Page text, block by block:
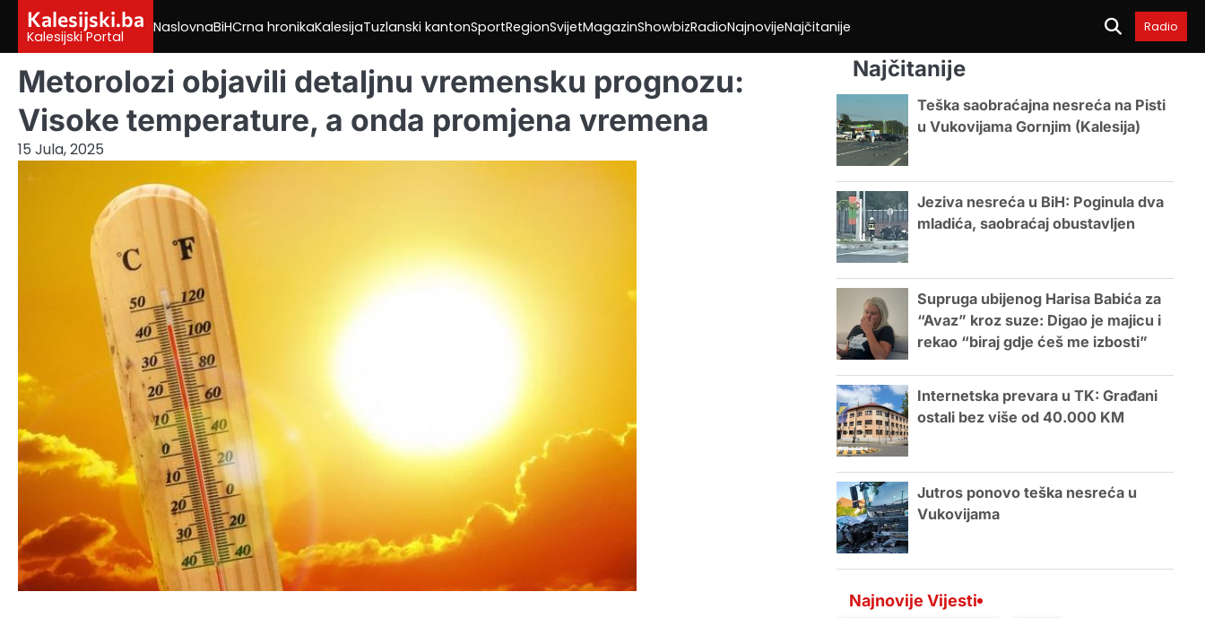
content
Kalesijski.ba
Kalesijski Portal
NaslovnaBiHCrna hronikaKalesijaTuzlanski kantonSportRegionSvijetMagazinShowbizRadioNajnovijeNajčitanije Radio
Metorolozi objavili detaljnu vremensku prognozu:
Visoke temperature, a onda promjena vremena
15 Jula, 2025
Najčitanije
Teška saobraćajna nesreća na Pisti
u Vukovijama Gornjim (Kalesija)
Jeziva nesreća u BiH: Poginula dva
mladića, saobraćaj obustavljen
Supruga ubijenog Harisa Babića za
“Avaz” kroz suze: Digao je majicu i
rekao “biraj gdje ćeš me izbosti”
Internetska prevara u TK: Građani
ostali bez više od 40.000 KM
Jutros ponovo teška nesreća u
Vukovijama
Najnovije Vijesti